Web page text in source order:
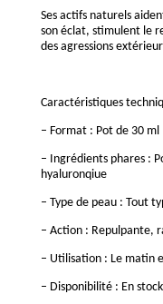
Ses actifs naturels
son éclat, stimulent le
des agressions
Caractéristiques
– Format : Pot de 30 ml
– Ingrédients phares :
hyaluronqiue
– Type de peau : Tout
– Action : Repulpante,
– Utilisation : Le matin
– Disponibilité : En